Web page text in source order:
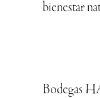
bienestar
Bodegas